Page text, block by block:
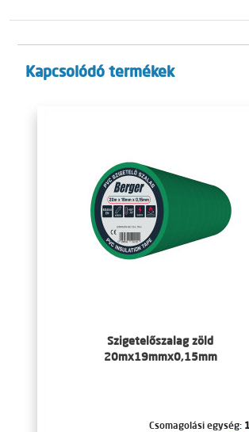
Kapcsolódó termékek
Szigetelőszalag zöld
20mx19mmx0,15mm
Csomagolási egység: